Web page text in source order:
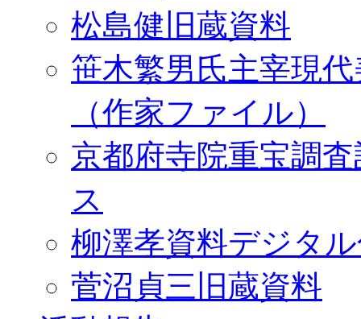
松島健旧蔵資料
笹木繁男氏主宰現
（作家ファイル）
京都府寺院重宝調
ス
柳澤孝資料デジタ
菅沼貞三旧蔵資料